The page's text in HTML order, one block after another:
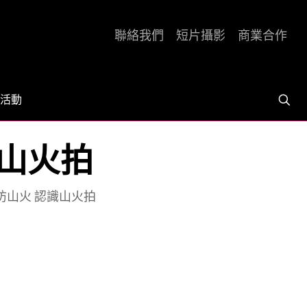
活動
聯絡我們 短片攝影 商業合作
火拍
山火 認識山火拍